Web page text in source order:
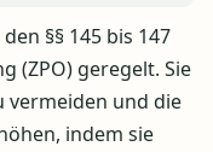
§§ 145 bis 147
(ZPO) geregelt. Sie
vermeiden und die
indem sie